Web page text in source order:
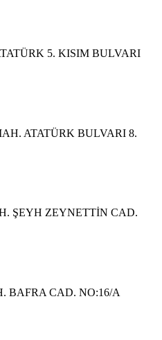
5. KISIM BULVARI
ATATÜRK BULVARI 8.
ŞEYH ZEYNETTİN CAD.
BAFRA CAD. NO:16/A